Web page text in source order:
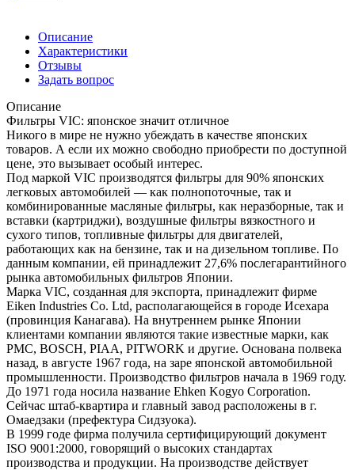
Описание
Характеристики
Отзывы
Задать вопрос
Описание
Фильтры VIC: японское значит отличное
Никого в мире не нужно убеждать в качестве японских
товаров. А если их можно свободно приобрести по доступной
цене, это вызывает особый интерес.
Под маркой VIC производятся фильтры для 90% японских
легковых автомобилей — как полнопоточные, так и
комбинированные масляные фильтры, как неразборные, так и
вставки (картриджи), воздушные фильтры вязкостного и
сухого типов, топливные фильтры для двигателей,
работающих как на бензине, так и на дизельном топливе. По
данным компании, ей принадлежит 27,6% послегарантийного
рынка автомобильных фильтров Японии.
Марка VIC, созданная для экспорта, принадлежит фирме
Eiken Industries Co. Ltd, располагающейся в городе Исехара
(провинция Канагава). На внутреннем рынке Японии
клиентами компании являются такие известные марки, как
PMC, BOSCH, PIAA, PITWORK и другие. Основана полвека
назад, в августе 1967 года, на заре японской автомобильной
промышленности. Производство фильтров начала в 1969 году.
До 1971 года носила название Ehken Kogyo Corporation.
Сейчас штаб-квартира и главный завод расположены в г.
Омаедзаки (префектура Сидзуока).
В 1999 годе фирма получила сертифицирующий документ
ISO 9001:2000, говорящий о высоких стандартах
производства и продукции. На производстве действует